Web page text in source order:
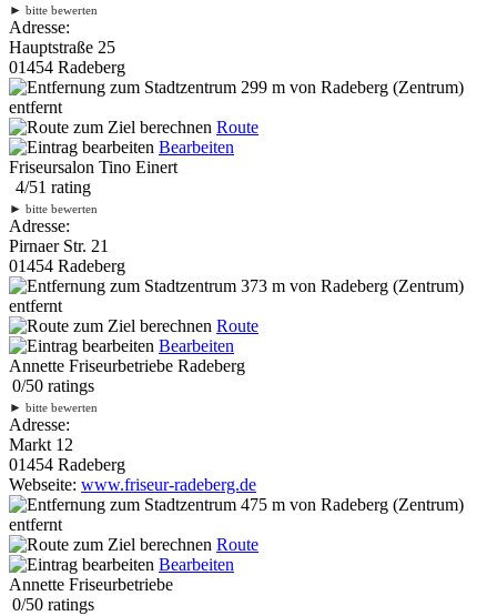
► bitte bewerten
Adresse:
Hauptstraße 25
01454 Radeberg
299 m von Radeberg (Zentrum)
entfernt
Route
Bearbeiten
Friseursalon Tino Einert
4/51 rating
► bitte bewerten
Adresse:
Pirnaer Str. 21
01454 Radeberg
373 m von Radeberg (Zentrum)
entfernt
Route
Bearbeiten
Annette Friseurbetriebe Radeberg
0/50 ratings
► bitte bewerten
Adresse:
Markt 12
01454 Radeberg
Webseite: www.friseur-radeberg.de
475 m von Radeberg (Zentrum)
entfernt
Route
Bearbeiten
Annette Friseurbetriebe
0/50 ratings